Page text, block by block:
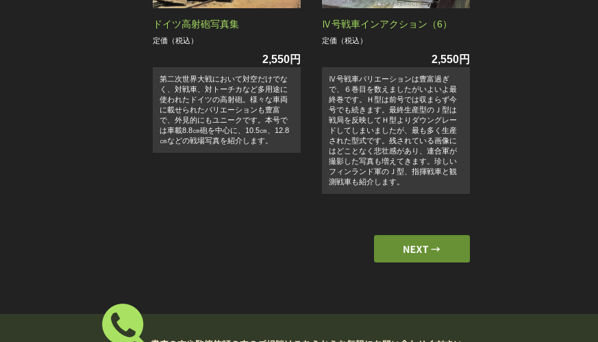
ドイツ高射砲写真集
定価（税込）
2,550円
第二次世界大戦において対空だけでな
く、対戦車、対トーチカなど多用途に
使われたドイツの高射砲。様々な車両
に載せられたバリエーションも豊富
で、外見的にもユニークです。本号で
は車載8.8㎝砲を中心に、10.5㎝、12.8
㎝などの戦場写真を紹介します。
Ⅳ号戦車インアクション（6）
定価（税込）
2,550円
Ⅳ号戦車バリエーションは豊富過ぎ
で、６巻目を数えましたがいよいよ最
終巻です。Ｈ型は前号では収まらず今
号でも続きます。最終生産型のＪ型は
戦局を反映してＨ型よりダウングレー
ドしてしまいましたが、最も多く生産
された型式です。残されている画像に
はどことなく悲壮感があり、連合軍が
撮影した写真も増えてきます。珍しい
フィンランド軍のＪ型、指揮戦車と観
測戦車も紹介します。